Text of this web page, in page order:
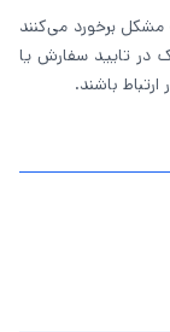
مشکل برخورد می‌کنند
در تایید سفارش یا